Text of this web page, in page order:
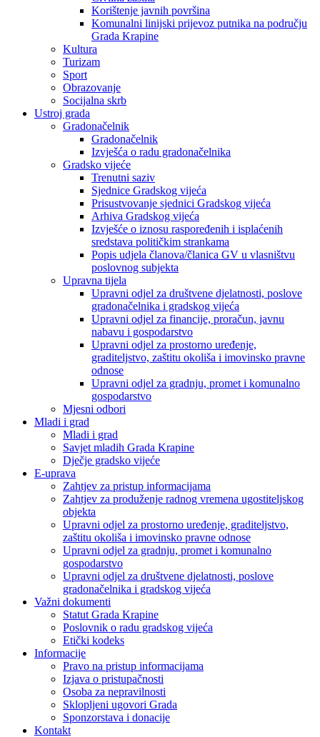
Korištenje javnih površina
Komunalni linijski prijevoz putnika na području
Grada Krapine
Kultura
Turizam
Sport
Obrazovanje
Socijalna skrb
Ustroj grada
Gradonačelnik
Gradonačelnik
Izvješća o radu gradonačelnika
Gradsko vijeće
Trenutni saziv
Sjednice Gradskog vijeća
Prisustvovanje sjednici Gradskog vijeća
Arhiva Gradskog vijeća
Izvješće o iznosu raspoređenih i isplaćenih
sredstava političkim strankama
Popis udjela članova/članica GV u vlasništvu
poslovnog subjekta
Upravna tijela
Upravni odjel za društvene djelatnosti, poslove
gradonačelnika i gradskog vijeća
Upravni odjel za financije, proračun, javnu
nabavu i gospodarstvo
Upravni odjel za prostorno uređenje,
graditeljstvo, zaštitu okoliša i imovinsko pravne
odnose
Upravni odjel za gradnju, promet i komunalno
gospodarstvo
Mjesni odbori
Mladi i grad
Mladi i grad
Savjet mladih Grada Krapine
Dječje gradsko vijeće
E-uprava
Zahtjev za pristup informacijama
Zahtjev za produženje radnog vremena ugostiteljskog
objekta
Upravni odjel za prostorno uređenje, graditeljstvo,
zaštitu okoliša i imovinsko pravne odnose
Upravni odjel za gradnju, promet i komunalno
gospodarstvo
Upravni odjel za društvene djelatnosti, poslove
gradonačelnika i gradskog vijeća
Važni dokumenti
Statut Grada Krapine
Poslovnik o radu gradskog vijeća
Etički kodeks
Informacije
Pravo na pristup informacijama
Izjava o pristupačnosti
Osoba za nepravilnosti
Sklopljeni ugovori Grada
Sponzorstava i donacije
Kontakt